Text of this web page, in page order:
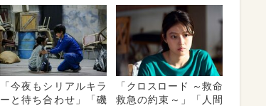
「今夜もシリアルキラ
ーと待ち合わせ」「磯
「クロスロード ～救命
救急の約束～」「人間